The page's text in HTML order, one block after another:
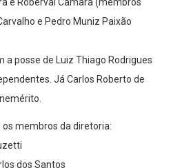
e Pedro Muniz Paixão
a posse de Luiz Thiago Rodrigues
Já Carlos Roberto de
membros da diretoria:
dos Santos